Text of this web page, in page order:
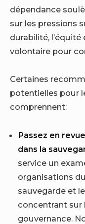
dépendance
sur les pressions
durabilité,
volontaire pour
Certaines
potentielles pour
comprennent:
Passez en
dans la
service un
organisations
sauvegarde et
concentrant sur
gouvernance.